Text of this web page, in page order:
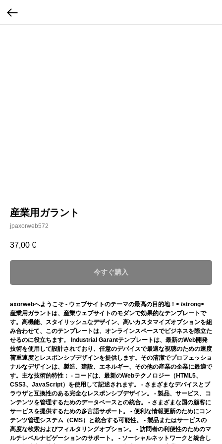
産業用ガラント
jpaxorweb572
37,00 €
今すぐ購入
axorwebへようこそ - ウェブサイトのテーマの最高の目的地！< /strong>
産業用ガラントは、産業ウェブサイトのモダンで効果的なテンプレートで
す。高機能、スタイリッシュなデザイン、高いカスタマイズオプションを組
み合わせて、このテンプレートは、オンラインスペースでビジネスを際立た
せるのに役立ちます。 Industrial Garantテンプレートは、最新のWeb開発
技術を使用して設計されており、任意のデバイスで最適な視聴のための速度
荷重速度とレスポンシブデザインを提供します。その清潔でプロフェッショ
ナルなデザインは、製造、建設、エネルギー、その他の産業の企業に最適で
す。主な技術的特性： - コードは、最新のWebテクノロジー（HTML5、
CSS3、JavaScript）を使用して記述されます。 - さまざまなデバイスとブ
ラウザと互換性のある完全なレスポンシブデザイン。 - 製品、サービス、コ
ンテンツを管理するためのデータベースとの統合。 - さまざまな国の顧客に
サービスを提供するための多言語サポート。 - 便利な情報更新のためにコン
テンツ管理システム（CMS）と統合する可能性。 - 製品またはサービスの
高度な検索およびフィルタリングオプション。 - 訪問者の利便性のためのマ
ルチレベルナビゲーションのサポート。 - ソーシャルネットワークと統合し